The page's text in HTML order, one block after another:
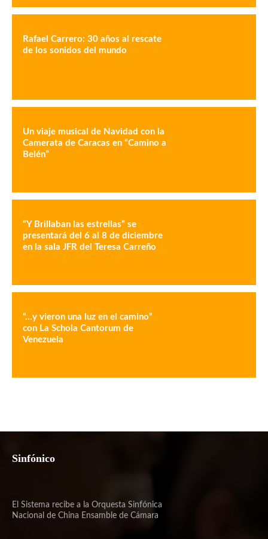
Rafael Carrero: 30 años al rescate
de los sonidos del mundo
Un viaje musical de Navidad con la
Camerata de Caracas en “Camino a
Belén”
“Y Brillaban las estrellas” se
presentará del 6 al 8 de diciembre
en la sala JFR del Teresa Carreño
“…y vieron una luz en el camino”
con La Schola Cantorum de
Venezuela
Sinfónico
El Sistema recibe a la Orquesta Sinfónica
Nacional de China Ensamble de Cámara